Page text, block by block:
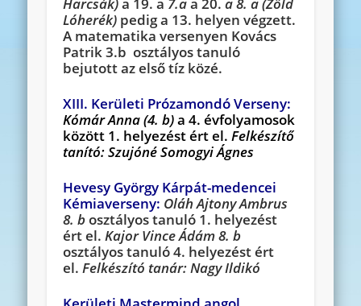
Lóherék) pedig a 13. helyen végzett.
A matematika versenyen Kovács
Patrik 3.b osztályos tanuló
bejutott az első tíz közé.
XIII. Kerületi Prózamondó Verseny:
Kómár Anna(4. b)a 4. évfolyamosok
között 1. helyezést ért el.Felkészítő
tanító: Szujóné Somogyi Ágnes
Hevesy György Kárpát-medencei
Kémiaverseny: Oláh Ajtony Ambrus
8. bosztályos tanuló 1. helyezést
ért el.Kajor Vince Ádám 8. b
osztályos tanuló 4. helyezést ért
el.Felkészító tanár: Nagy Ildikó